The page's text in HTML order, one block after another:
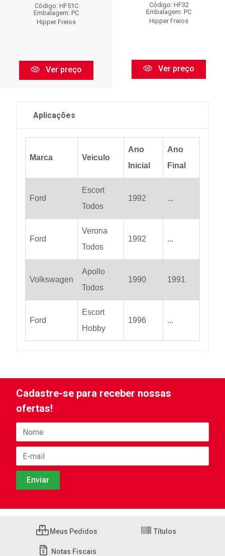
Código: HF51C
Embalagem: PC
Hipper Freios
Ver preço
Código: HF32
Embalagem: PC
Hipper Freios
Ver preço
Aplicações
Marca Veiculo
Ano
Inicial
Ano
Final
Ford
Escort
Todos
1992 ...
Ford
Verona
Todos
1992 ...
Volkswagen
Apollo
Todos
1990 1991
Ford
Escort
Hobby
1996 ...
Cadastre-se para receber nossas
ofertas!
Meus Pedidos Títulos
Notas Fiscais